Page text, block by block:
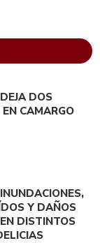
DOS
CAMARGO
Y DAÑOS
DISTINTOS